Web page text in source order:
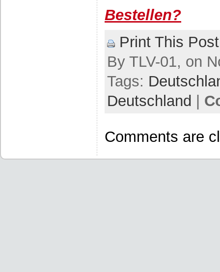
Bestellen?
Print This Post
By TLV-01, on
Tags:
Deutschland
Comments are